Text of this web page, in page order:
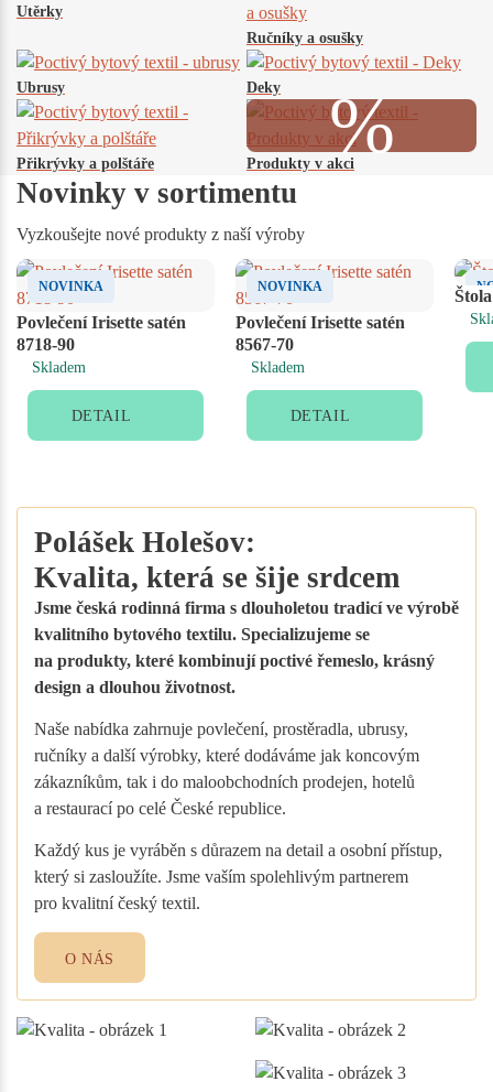
Utěrky
Ručníky a osušky
Ubrusy Deky
Přikrývky a polštáře Produkty v akci
Novinky v sortimentu
Vyzkoušejte nové produkty z naší výroby
NOVINKA
Povlečení Irisette satén
8718-90
Skladem
DETAIL
NOVINKA
Povlečení Irisette satén
8567-70
Skladem
DETAIL
Polášek Holešov:
Kvalita, která se šije srdcem
Jsme česká rodinná firma s dlouholetou tradicí ve výrobě
kvalitního bytového textilu. Specializujeme se
na produkty, které kombinují poctivé řemeslo, krásný
design a dlouhou životnost.
Naše nabídka zahrnuje povlečení, prostěradla, ubrusy,
ručníky a další výrobky, které dodáváme jak koncovým
zákazníkům, tak i do maloobchodních prodejen, hotelů
a restaurací po celé České republice.
Každý kus je vyráběn s důrazem na detail a osobní přístup,
který si zasloužíte. Jsme vaším spolehlivým partnerem
pro kvalitní český textil.
O NÁS